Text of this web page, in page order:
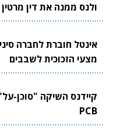
ולנס ממנה את דין
אינטל חוברת לחברה
מצעי הזכוכית לשבבים
קיידנס השיקה "סוכן-
PCB